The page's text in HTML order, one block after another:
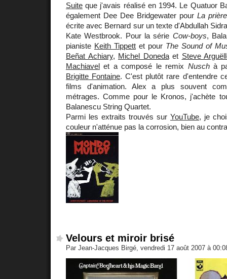
Suite que j'avais réalisé en 1994. Le Quatuor
également Dee Dee Bridgewater pour La
écrite avec Bernard sur un texte d'Abdullah
Kate Westbrook. Pour la série Cow-boys,
pianiste Keith Tippett et pour The Sound of
Beñat Achiary, Michel Donedaet Steve
Machiavel et a composé le remix Nuschà
Brigitte Fontaine. C'est plutôt rare d'entendre
films d'animation. Alex a plus souvent
métrages. Comme pour le Kronos, j'achète
Balanescu String Quartet.
Parmi les extraits trouvés sur YouTube, je
couleur n'atténue pas la corrosion, bien au
Velours et miroir brisé
Par Jean-Jacques Birgé, vendredi 17 août 2007 à